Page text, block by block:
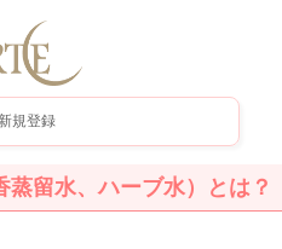
新規登録
留水、ハーブ水）とは？